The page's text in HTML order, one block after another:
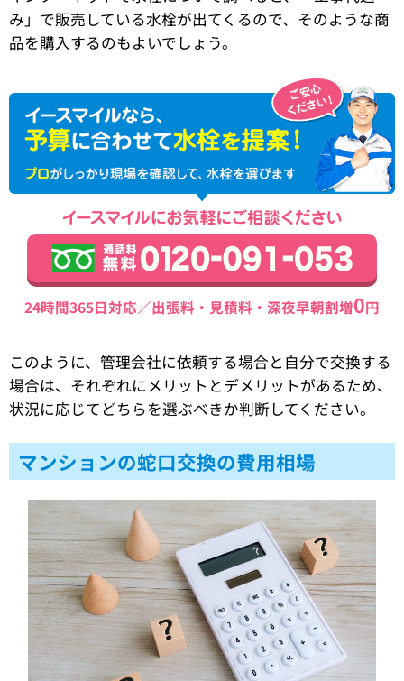
み」で販売している水栓が出てくるので、そのような商
品を購入するのもよいでしょう。
24時間365日対応／出張料・見積料・深夜早朝割増0円
このように、管理会社に依頼する場合と自分で交換する
場合は、それぞれにメリットとデメリットがあるため、
状況に応じてどちらを選ぶべきか判断してください。
マンションの蛇口交換の費用相場